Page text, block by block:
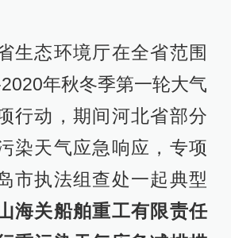
生态环境厅在全省范围
年秋冬季第一轮大气
行动，期间河北省部分
染天气应急响应，专项
市执法组查处一起典型
海关船舶重工有限责任